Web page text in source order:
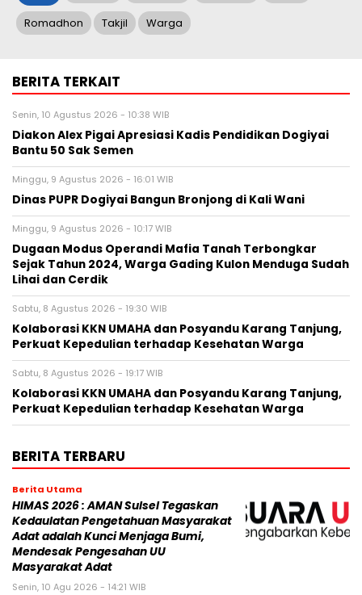
Romadhon Takjil Warga
BERITA TERKAIT
Senin, 10 Agustus 2026 - 10:38 WIB
Diakon Alex Pigai Apresiasi Kadis Pendidikan Dogiyai
Bantu 50 Sak Semen
Minggu, 9 Agustus 2026 - 16:01 WIB
Dinas PUPR Dogiyai Bangun Bronjong di Kali Wani
Minggu, 9 Agustus 2026 - 10:17 WIB
Dugaan Modus Operandi Mafia Tanah Terbongkar
Sejak Tahun 2024, Warga Gading Kulon Menduga Sudah
Lihai dan Cerdik
Sabtu, 8 Agustus 2026 - 19:30 WIB
Kolaborasi KKN UMAHA dan Posyandu Karang Tanjung,
Perkuat Kepedulian terhadap Kesehatan Warga
Sabtu, 8 Agustus 2026 - 19:17 WIB
Kolaborasi KKN UMAHA dan Posyandu Karang Tanjung,
Perkuat Kepedulian terhadap Kesehatan Warga
BERITA TERBARU
Berita Utama
HIMAS 2026 : AMAN Sulsel Tegaskan
Kedaulatan Pengetahuan Masyarakat
Adat adalah Kunci Menjaga Bumi,
Mendesak Pengesahan UU
Masyarakat Adat
Senin, 10 Agu 2026 - 14:21 WIB